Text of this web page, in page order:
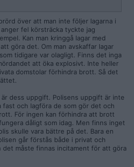
i vidare polemik om detta, men du
en garant för att lagar efterlevs.
att staten lagför brottslingar. Nu
i det första läget, men bara
att påvisa hur liten betydelse lagar
har inrättat dom. Om vi med det
samhället tryggare, pålitligare eller
lagarna säkert alldeles utmärkt
gäller beskattning och andra statligt-
liv.
”slutsats”, att förespråkare av ett
några praktiska lösningar.
en av huvudpoängerna med ett
säga att det inte finns någon
över att man inte följer lagarna i
fel körsträcka tyckte jag
Kan man kringgå lagar med
göra det. Om man avskaffar lagar
tidigare var olagligt. Finns det inga
att öka explosivt. Inte heller
domstolar förhindra brott. Så det
dess uppgift. Polisens uppgift är inte
och lagföra de som gör det och
För ingen kan förhindra att brott
dåligt som idag. Men finns inget
skulle vara bättre på det. Bara en
går förstås både i privat och
måste finnas incitament för att göra